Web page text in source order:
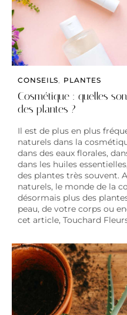
CONSEILS, PLANTES
Cosmétique : quelles
des plantes ?
Il est de plus en plus
naturels dans la
dans des eaux florales,
dans les huiles
des plantes très souvent.
naturels, le monde de la
désormais plus des
peau, de votre corps ou
cet article, Touchard